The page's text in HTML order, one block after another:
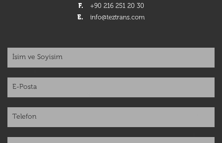
F.
+90 216 251 20 30
E.
info@teztrans.com